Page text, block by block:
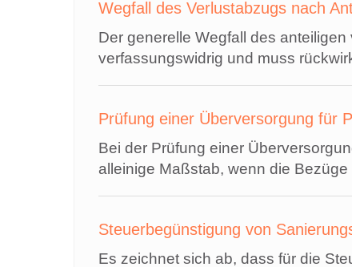
Wegfall des Verlustabzugs nach
Der generelle Wegfall des
verfassungswidrig und muss
Prüfung einer Überversorgung für
Bei der Prüfung einer
alleinige Maßstab, wenn die
Steuerbegünstigung von
Es zeichnet sich ab, dass für die